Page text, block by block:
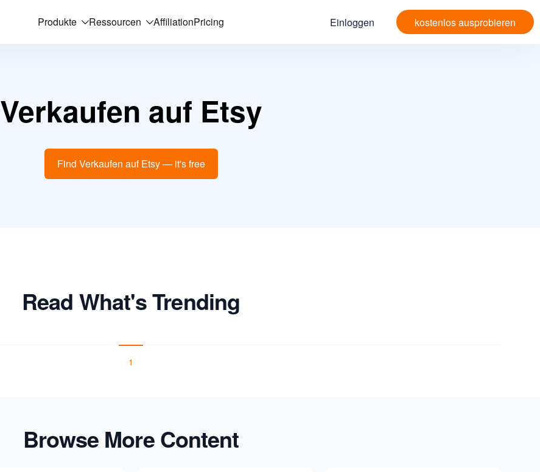
Produkte Ressourcen AffiliationPricing Einloggen kostenlos ausprobieren
Verkaufen auf Etsy
Find Verkaufen auf Etsy — it's free
Read What's Trending
1
Browse More Content